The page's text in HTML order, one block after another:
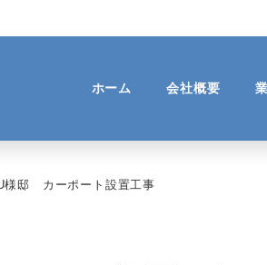
ホーム 会社概要
邸 カーポート設置工事